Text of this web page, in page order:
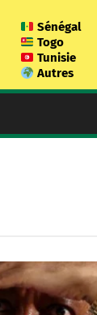
Sénégal
Togo
Tunisie
Autres